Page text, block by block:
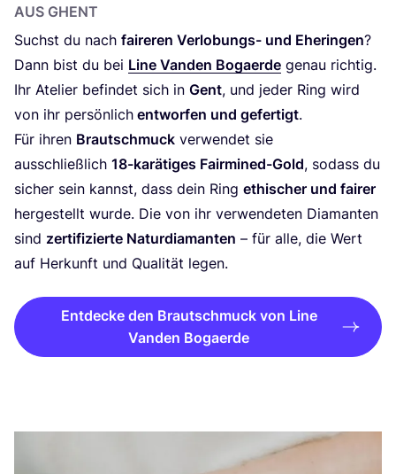
AUS GHENT
Suchst du nach fai­re­ren Ver­lo­bungs- und Ehe­rin­gen?
Dann bist du bei Line Van­den Bogaer­de genau rich­tig.
Ihr Ate­lier befin­det sich in Gent, und jeder Ring wird
von ihr per­sön­lich ent­wor­fen und gefer­tigt.
Für ihren Braut­schmuck ver­wen­det sie
aus­schließ­lich 18-karä­ti­ges Fair­mi­ned-Gold, sodass du
sicher sein kannst, dass dein Ring ethi­scher und fai­rer
her­ge­stellt wur­de. Die von ihr ver­wen­de­ten Dia­man­ten
sind zer­ti­fi­zier­te Natur­dia­man­ten – für alle, die Wert
auf Her­kunft und Qua­li­tät legen.
Entdecke den Brautschmuck von Line
Vanden Bogaerde